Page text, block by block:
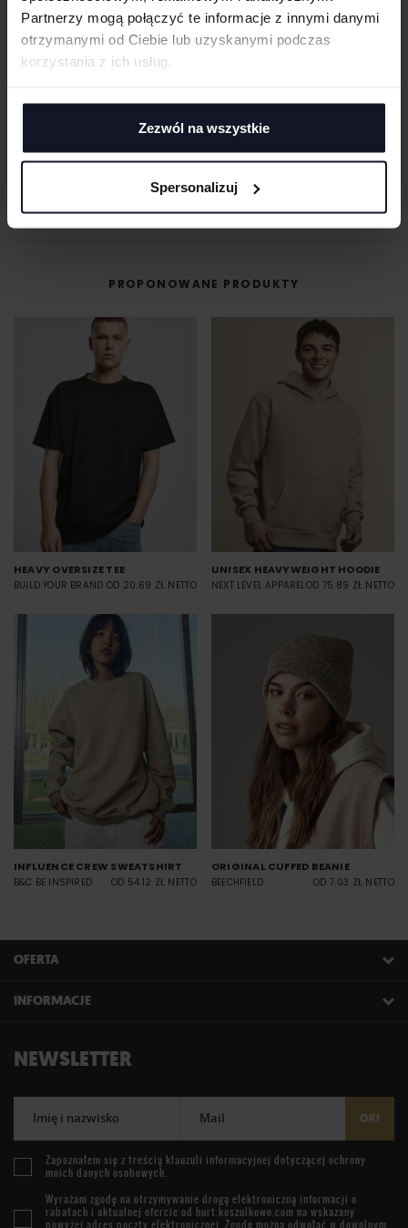
Partnerzy mogą połączyć te informacje z innymi danymi
otrzymanymi od Ciebie lub uzyskanymi podczas
korzystania z ich usług.
Zezwól na wszystkie
Spersonalizuj
MASZ PYTANIA? ZAPYTAJ SPECJALISTĘ
+48 733 904 144
ZAPYTANIA@KOSZULKOWO.COM
POPROŚ O WYCENĘ
PROPONOWANE PRODUKTY
HEAVY OVERSIZE TEE
BUILD YOUR BRAND OD 20.69 ZŁ NETTO
UNISEX HEAVYWEIGHT HOODIE
NEXT LEVEL APPARELOD 75.89 ZŁ NETTO
INFLUENCE CREW SWEATSHIRT
B&C BE INSPIRED OD 54.12 ZŁ NETTO
ORIGINAL CUFFED BEANIE
BEECHFIELD OD 7.03 ZŁ NETTO
OFERTA
INFORMACJE
NEWSLETTER
Imię i nazwisko Mail OK!
Zapoznałem się z treścią klauzuli informacyjnej dotyczącej ochrony
moich danych osobowych.
Wyrażam zgodę na otrzymywanie drogą elektroniczną informacji o
rabatach i aktualnej ofercie od hurt.koszulkowo.com na wskazany